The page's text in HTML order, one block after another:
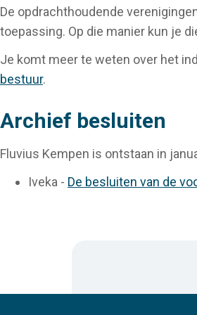
De opdrachthoudende
toepassing. Op die manier kun je
Je komt meer te weten over het
bestuur.
Archief besluiten
Fluvius Kempen is ontstaan in
Iveka - De besluiten van de